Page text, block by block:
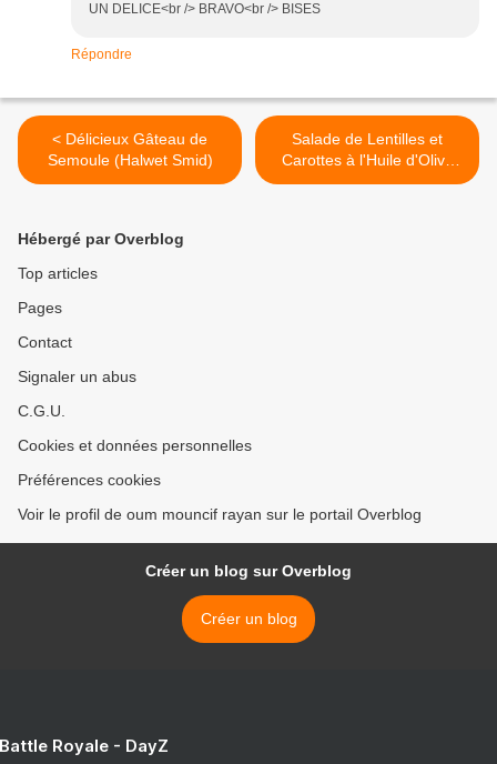
UN DELICE<br /> BRAVO<br /> BISES
Répondre
< Délicieux Gâteau de
Semoule (Halwet Smid)
Salade de Lentilles et
Carottes à l'Huile d'Olive
pour la Table du Ramadan
Hébergé par Overblog
Top articles
Pages
Contact
Signaler un abus
C.G.U.
Cookies et données personnelles
Préférences cookies
Voir le profil de oum mouncif rayan sur le portail Overblog
Créer un blog sur Overblog
Créer un blog
Royale - DayZ